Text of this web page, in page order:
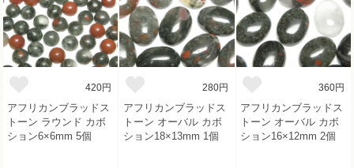
420円
アフリカンブラッドス
トーン ラウンド カボ
ション6×6mm 5個
280円
アフリカンブラッドス
トーン オーバル カボ
ション18×13mm 1個
360円
アフリカンブラッドス
トーン オーバル カボ
ション16×12mm 2個